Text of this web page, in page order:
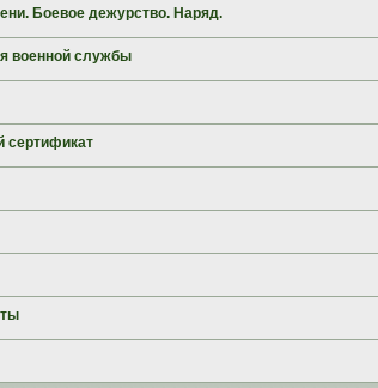
Боевое дежурство. Наряд.
военной службы
сертификат